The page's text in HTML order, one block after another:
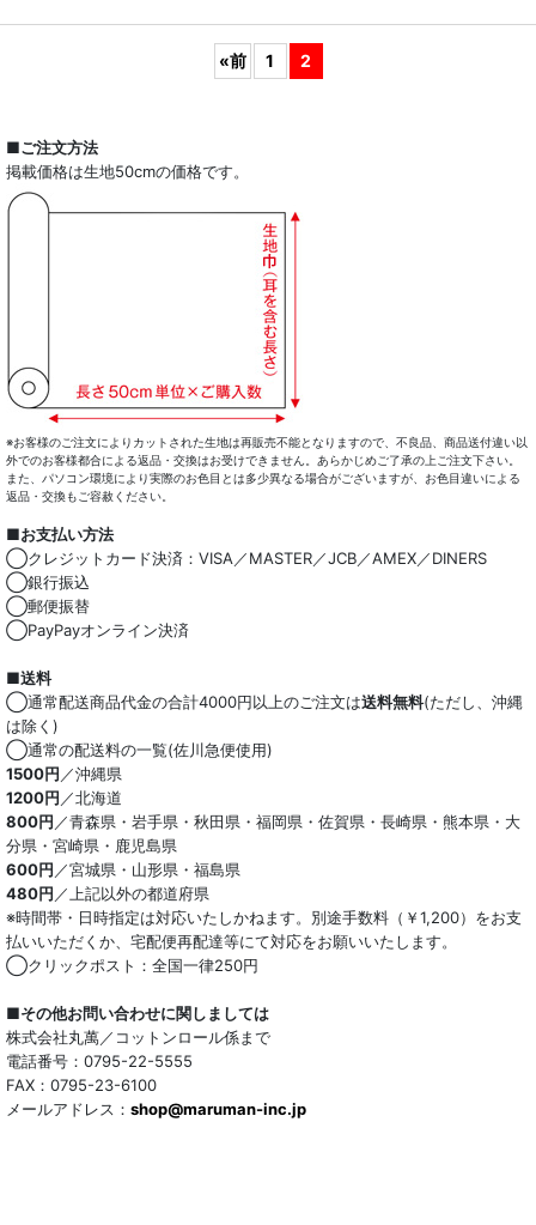
«前 1 2
■ご注文方法
掲載価格は生地50cmの価格です。
※お客様のご注文によりカットされた生地は再販売不能となりますので、不良品、商品送付違い以
外でのお客様都合による返品・交換はお受けできません。あらかじめご了承の上ご注文下さい。
また、パソコン環境により実際のお色目とは多少異なる場合がございますが、お色目違いによる
返品・交換もご容赦ください。
■お支払い方法
◯クレジットカード決済：VISA／MASTER／JCB／AMEX／DINERS
◯銀行振込
◯郵便振替
◯PayPayオンライン決済
■送料
◯通常配送商品代金の合計4000円以上のご注文は送料無料(ただし、沖縄
は除く)
◯通常の配送料の一覧(佐川急便使用)
1500円 ／沖縄県
1200円 ／北海道
800円 ／青森県・岩手県・秋田県・福岡県・佐賀県・長崎県・熊本県・大
分県・宮崎県・鹿児島県
600円 ／宮城県・山形県・福島県
480円 ／上記以外の都道府県
※時間帯・日時指定は対応いたしかねます。別途手数料（￥1,200）をお支
払いいただくか、宅配便再配達等にて対応をお願いいたします。
◯クリックポスト：全国一律250円
■その他お問い合わせに関しましては
株式会社丸萬／コットンロール係まで
電話番号：0795-22-5555
FAX：0795-23-6100
メールアドレス： shop@maruman-inc.jp